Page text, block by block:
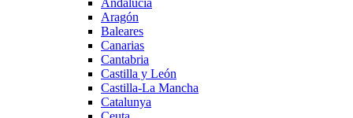
Aragón
Baleares
Canarias
Cantabria
Castilla y León
Castilla-La Mancha
Catalunya